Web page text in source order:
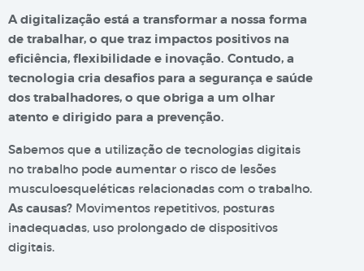
A digitalização está a transformar a nossa forma
de trabalhar, o que traz impactos positivos na
eficiência, flexibilidade e inovação. Contudo, a
tecnologia cria desafios para a segurança e saúde
dos trabalhadores, o que obriga a um olhar
atento e dirigido para a prevenção.
Sabemos que a utilização de tecnologias digitais
no trabalho pode aumentar o risco de lesões
musculoesqueléticas relacionadas com o trabalho.
As causas? Movimentos repetitivos, posturas
inadequadas, uso prolongado de dispositivos
digitais.